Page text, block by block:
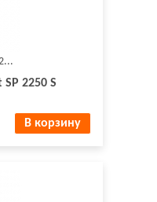
2250 S
В корзину